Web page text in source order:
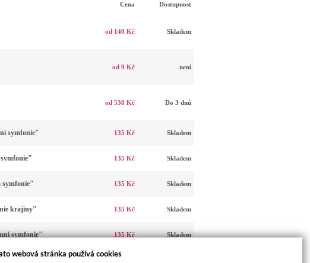
Cena Dostupnost
od 140 Kč Skladem
od 9 Kč není
od 530 Kč Do 3 dnů
symfonie" 135 Kč Skladem
135 Kč Skladem
symfonie" 135 Kč Skladem
krajiny" 135 Kč Skladem
symfonie" 135 Kč Skladem
webová stránka používá cookies